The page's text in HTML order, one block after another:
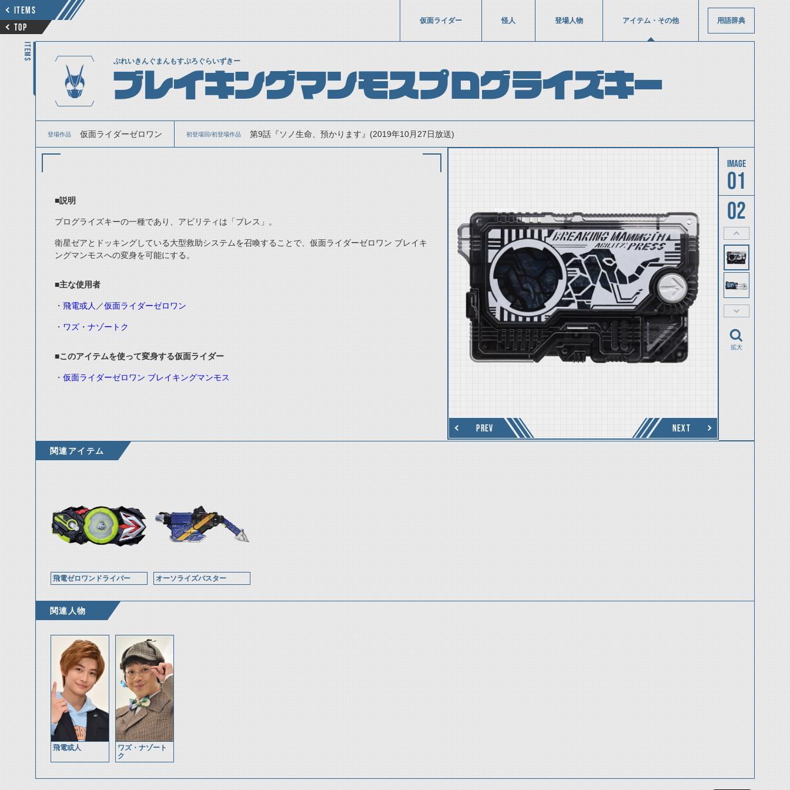
ITEMS
TOP
仮面ライダー 怪人 登場人物 アイテム・その他 用語辞典
ITEMS
ぶれいきんぐまんもすぷろぐらいずきー
ブレイキングマンモスプログライズキー
登場作品 仮面ライダーゼロワン 初登場回/初登場作品 第9話『ソノ生命、預かります』(2019年10月27日放送)
■説明
プログライズキーの一種であり、アビリティは「プレス」。
衛星ゼアとドッキングしている大型救助システムを召喚することで、仮面ライダーゼロワン ブレイキ
ングマンモスへの変身を可能にする。
■主な使用者
・ 飛電或人 ／仮面ライダーゼロワン
・ ワズ・ナゾートク
■このアイテムを使って変身する仮面ライダー
・ 仮面ライダーゼロワン ブレイキングマンモス
PREV NEXT
01
02
thumbnail Prev
拡大
関連アイテム
飛電ゼロワンドライバー オーソライズバスター
関連人物
飛電或人
ワズ・ナゾート
ク